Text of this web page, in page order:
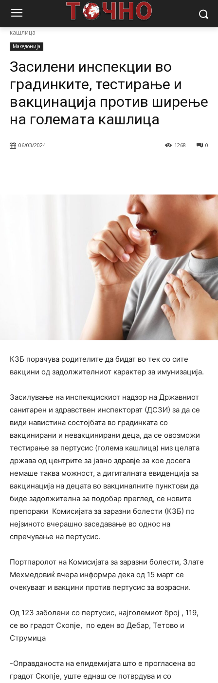
Почетна Македонија
Засилени инспекции во
кашлица
Македонија
Засилени инспекции во
градинките, тестирање и
вакцинација против ширење
на големата кашлица
06/03/2024 0
1268
КЗБ порачува родителите да бидат во тек со сите
вакцини од задолжителниот карактер за имунизација.
Засилување на инспекцискиот надзор на Државниот
санитарен и здравствен инспекторат (ДСЗИ) за да се
види навистина состојбата во градинката со
вакцинирани и невакцинирани деца, да се овозможи
тестирање за пертусис (голема кашлица) низ целата
држава од центрите за јавно здравје за кое досега
немаше таква можност, а дигиталната евиденција за
вакцинација на децата во вакциналните пунктови да
биде задолжителна за подобар преглед, се новите
препораки Комисијата за заразни болести (КЗБ) по
нејзиното вчерашно заседавање во однос на
спречување на пертусис.
Портпаролот на Комисијата за заразни болести, Злате
Мехмедовиќ вчера информра дека од 15 март се
очекуваат и вакцини против пертусис за возрасни.
Од 123 заболени со пертусис, најголемиот број , 119,
се во градот Скопје, по еден во Дебар, Тетово и
Струмица
-Оправданоста на епидемијата што е прогласена во
градот Скопје, уште еднаш се потврдува и со